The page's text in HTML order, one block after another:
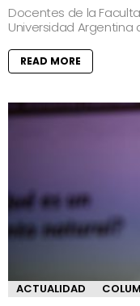
Docentes de la
Universidad Argentina
READ MORE
ACTUALIDAD